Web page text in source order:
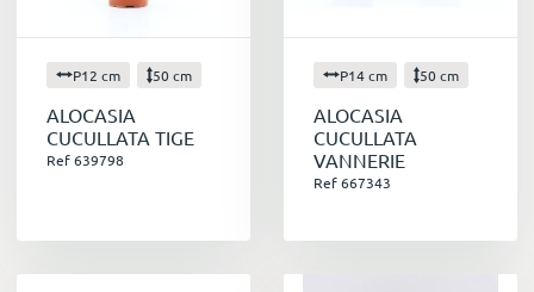
P12 cm 50 cm
ALOCASIA
CUCULLATA TIGE
Ref 639798
P14 cm 50 cm
ALOCASIA
CUCULLATA
VANNERIE
Ref 667343